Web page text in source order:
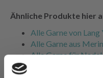
Ähnliche Produkte hier
Alle Garne von Lang
Alle Garne aus
Alle Garne für
Alle Anleitungen